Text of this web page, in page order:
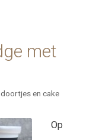
met
en cake
Op